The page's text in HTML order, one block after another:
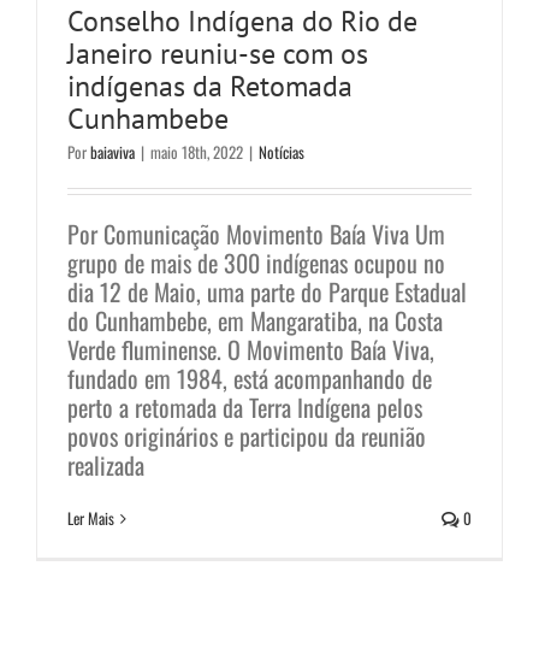
Conselho Indígena do Rio de
Janeiro reuniu-se com os
indígenas da Retomada
Cunhambebe
Porbaiaviva | maio 18th, 2022 | Notícias
Por Comunicação Movimento Baía Viva Um
grupo de mais de 300 indígenas ocupou no
dia 12 de Maio, uma parte do Parque Estadual
do Cunhambebe, em Mangaratiba, na Costa
Verde fluminense. O Movimento Baía Viva,
fundado em 1984, está acompanhando de
perto a retomada da Terra Indígena pelos
povos originários e participou da reunião
realizada
Ler Mais 0